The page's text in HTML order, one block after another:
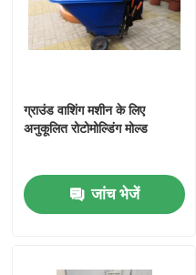
समाचार
सेप्टिक टैंक मोल्ड
पानी की टंकी ढालना
ग्राउंड वाशिंग मशीन के लिए
अनुकूलित रोटोमोल्डिंग मोल्ड
जांच भेजें